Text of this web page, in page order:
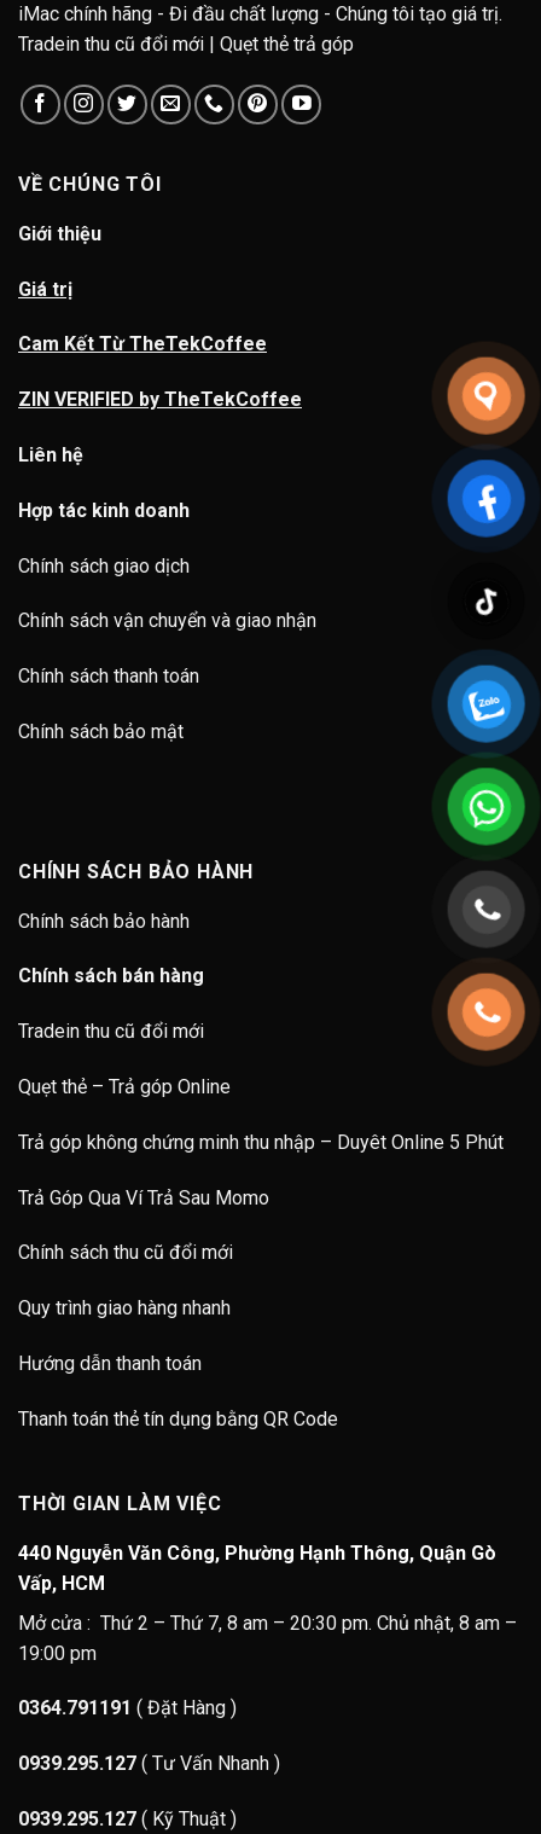
iMac chính hãng - Đi đầu chất lượng - Chúng tôi tạo giá trị.
Tradein thu cũ đổi mới | Quẹt thẻ trả góp
VỀ CHÚNG TÔI
Giới thiệu
Giá trị
Cam Kết Từ TheTekCoffee
ZIN VERIFIED by TheTekCoffee
Liên hệ
Hợp tác kinh doanh
Chính sách giao dịch
Chính sách vận chuyển và giao nhận
Chính sách thanh toán
Chính sách bảo mật
CHÍNH SÁCH BẢO HÀNH
Chính sách bảo hành
Chính sách bán hàng
Tradein thu cũ đổi mới
Quẹt thẻ – Trả góp Online
Trả góp không chứng minh thu nhập – Duyêt Online 5 Phút
Trả Góp Qua Ví Trả Sau Momo
Chính sách thu cũ đổi mới
Quy trình giao hàng nhanh
Hướng dẫn thanh toán
Thanh toán thẻ tín dụng bằng QR Code
THỜI GIAN LÀM VIỆC
440 Nguyễn Văn Công, Phường Hạnh Thông, Quận Gò
Vấp, HCM
Mở cửa : Thứ 2 – Thứ 7, 8 am – 20:30 pm. Chủ nhật, 8 am –
19:00 pm
0364.791191 ( Đặt Hàng )
0939.295.127 ( Tư Vấn Nhanh )
0939.295.127 ( Kỹ Thuật )